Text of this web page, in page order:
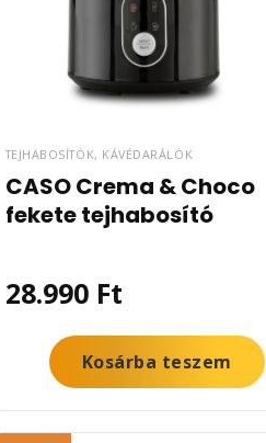
TEJHABOSÍTÓK, KÁVÉDARÁLÓK
CASO Crema & Choco
fekete tejhabosító
28.990 Ft
Kosárba teszem